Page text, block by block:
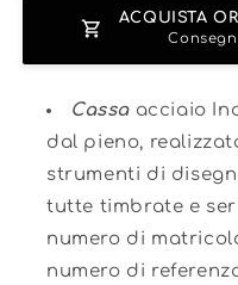
FLUTEDACQUISTA
Cassa acciaio
dal pieno,
strumenti di
tutte timbrate e
numero di
numero di